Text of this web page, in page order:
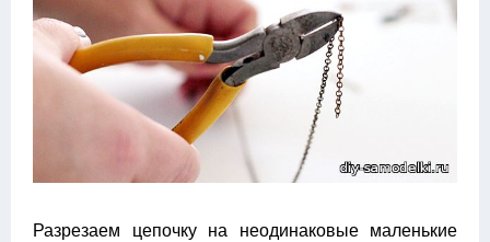
Разрезаем цепочку на неодинаковые маленькие